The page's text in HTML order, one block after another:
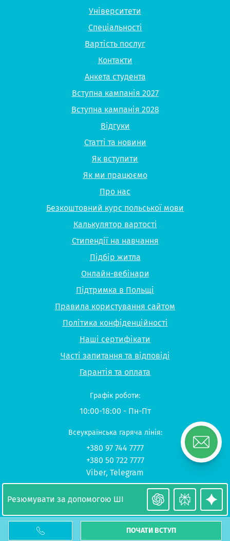
ПОЧАТИ ВСТУП
Університети
Спеціальності
Вартість послуг
Контакти
Анкета студента
Вступна кампанія 2027
Вступна кампанія 2028
Відгуки
Статті та новини
Як вступити
Як ми працюємо
Про нас
Безкоштовний курс польської мови
Калькулятор вартості
Стипендії на навчання
Підбір житла
Онлайн-вебінари
Підтримка в Польщі
Правила користування сайтом
Політика конфіденційності
Наші сертифікати
Часті запитання та відповіді
Гарантія та оплата
© 2026 UP-STUDY «Навчання в Польщі»
Графік роботи:
10:00-18:00 - Пн-Пт
Всеукраїнська гаряча лінія:
+380 97 744 7777
+380 50 722 7777
Viber, Telegram
Резюмувати за допомогою ШІ